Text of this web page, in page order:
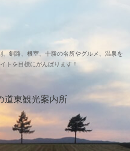
釧路、根室、十勝の名所やグルメ、温泉を
トを目標にがんばります！
道東観光案内所